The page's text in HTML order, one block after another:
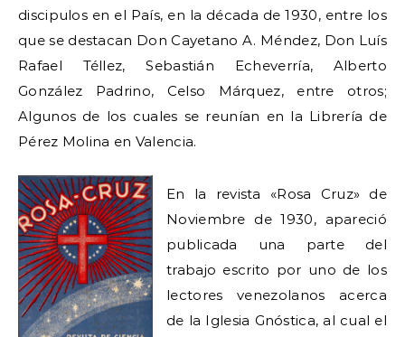
discipulos en el País, en la década de 1930, entre los
que se destacan Don Cayetano A. Méndez, Don Luís
Rafael Téllez, Sebastián Echeverría, Alberto
González Padrino, Celso Márquez, entre otros;
Algunos de los cuales se reunían en la Librería de
Pérez Molina en Valencia.
En la revista «Rosa Cruz» de
Noviembre de 1930, apareció
publicada una parte del
trabajo escrito por uno de los
lectores venezolanos acerca
de la Iglesia Gnóstica, al cual el